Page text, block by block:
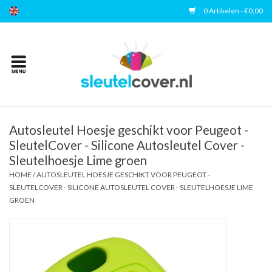
0 Artikelen - €0,00
Home
Accessoires
Veelgestelde vragen
Autosleutel Hoesje geschikt voor Peugeot -
SleutelCover - Silicone Autosleutel Cover -
Sleutelhoesje Lime groen
HOME /AUTOSLEUTEL HOESJE GESCHIKT VOOR PEUGEOT -
SLEUTELCOVER - SILICONE AUTOSLEUTEL COVER - SLEUTELHOESJE LIME
GROEN